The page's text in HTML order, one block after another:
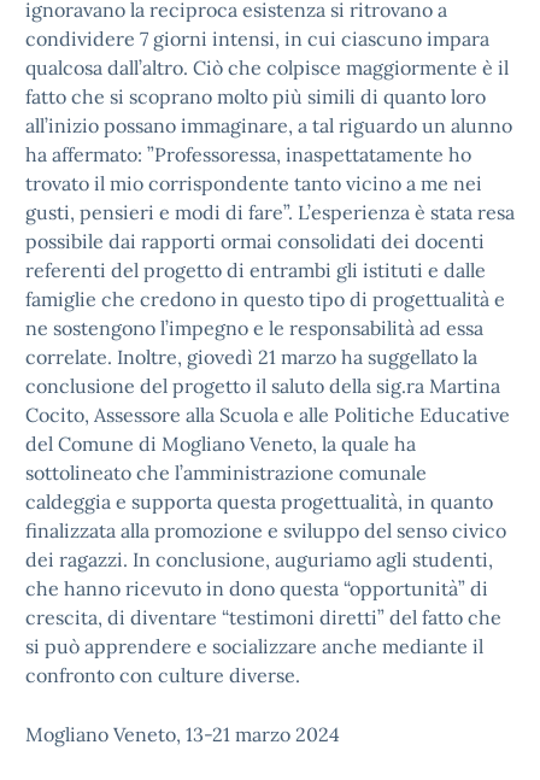
ignoravano la reciproca esistenza si ritrovano a
condividere 7 giorni intensi, in cui ciascuno impara
qualcosa dall’altro. Ciò che colpisce maggiormente è il
fatto che si scoprano molto più simili di quanto loro
all’inizio possano immaginare, a tal riguardo un alunno
ha affermato: ”Professoressa, inaspettatamente ho
trovato il mio corrispondente tanto vicino a me nei
gusti, pensieri e modi di fare”. L’esperienza è stata resa
possibile dai rapporti ormai consolidati dei docenti
referenti del progetto di entrambi gli istituti e dalle
famiglie che credono in questo tipo di progettualità e
ne sostengono l’impegno e le responsabilità ad essa
correlate. Inoltre, giovedì 21 marzo ha suggellato la
conclusione del progetto il saluto della sig.ra Martina
Cocito, Assessore alla Scuola e alle Politiche Educative
del Comune di Mogliano Veneto, la quale ha
sottolineato che l’amministrazione comunale
caldeggia e supporta questa progettualità, in quanto
finalizzata alla promozione e sviluppo del senso civico
dei ragazzi. In conclusione, auguriamo agli studenti,
che hanno ricevuto in dono questa “opportunità” di
crescita, di diventare “testimoni diretti” del fatto che
si può apprendere e socializzare anche mediante il
confronto con culture diverse.
Mogliano Veneto, 13-21 marzo 2024